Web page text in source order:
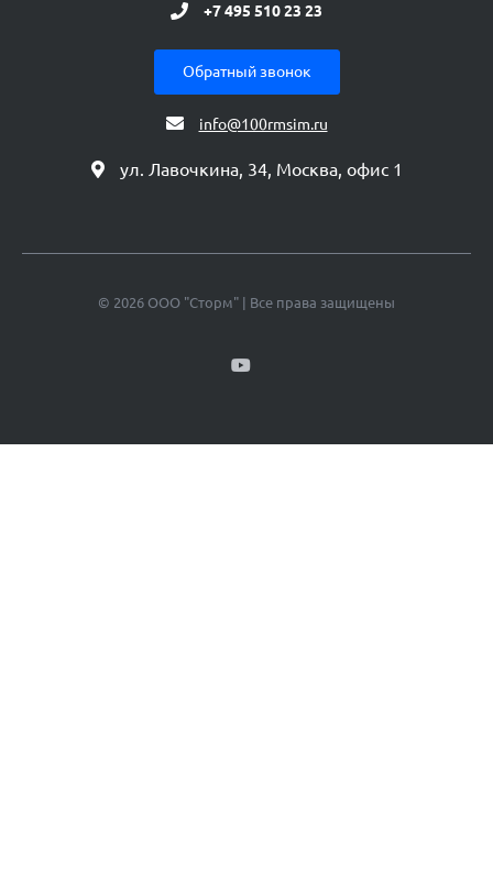
+7 495 510 23 23
Обратный звонок
info@100rmsim.ru
ул. Лавочкина, 34, Москва, офис 1
© 2026 ООО "Сторм" | Все права защищены